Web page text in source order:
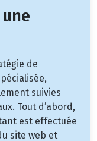
de
suivies
Tout d’abord,
est effectuée
site web et